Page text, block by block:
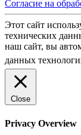
Согласие на
Этот сайт
технических
наш сайт, вы
данных
Close
Privacy Overview